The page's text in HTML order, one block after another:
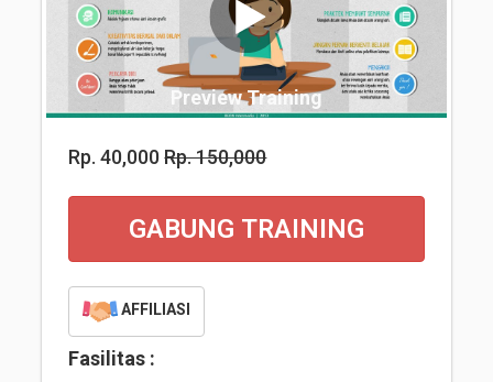
Preview Training
Rp. 40,000Rp. 150,000
GABUNG TRAINING
AFFILIASI
Fasilitas :